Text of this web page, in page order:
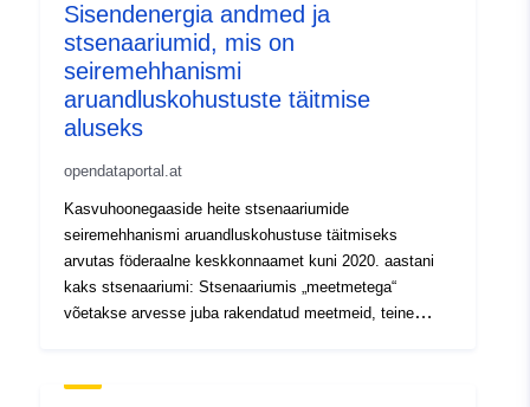
THG-Emissionen auf Art und Menge der eingesetzten
Energie zurückzuführen ist, sind zur Erstellung der
Emissionsszenarien energiewirtschaftliche
Grundlagendaten notwendig. Diese wurden von einem
Konsortium aus Wirtschaftsforschungs - institut,
TU Wien und Institut für Verbrennungstechnik der TU
niedrigerem Wirtschaftswachstum (durchschnittlich 1,5
Sisendenergia andmed ja
stsenaariumid, mis on
seiremehhanismi
aruandluskohustuste täitmise
aluseks
opendataportal.at
Kasvuhoonegaaside heite stsenaariumide
seiremehhanismi aruandluskohustuse täitmiseks
arvutas föderaalne keskkonnaamet kuni 2020. aastani
kaks stsenaariumi: Stsenaariumis „meetmetega“
võetakse arvesse juba rakendatud meetmeid, teine
jõustuvad 2020. aastaks. Kuna märkimisväärne osa